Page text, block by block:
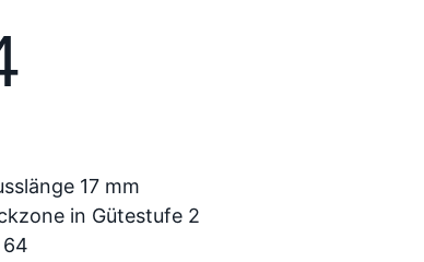
17 mm
in Gütestufe 2
64